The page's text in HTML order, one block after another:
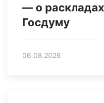
— о
Госдуму
06.08.2026